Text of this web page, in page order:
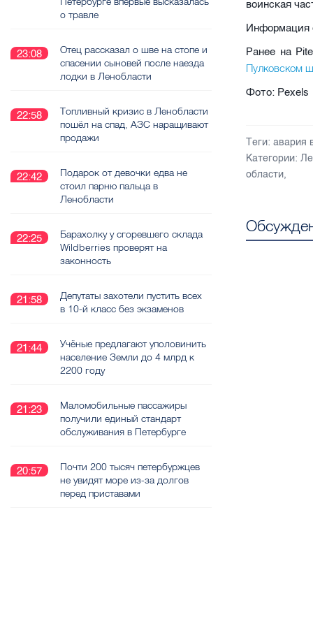
воинская
Информация
Ранее на
Пулковском
Фото: Pexels
Теги: авария
Категории:
области,
о травле
23:08
Отец рассказал о шве на стопе и
спасении сыновей после наезда
лодки в Ленобласти
22:58
Топливный кризис в Ленобласти
пошёл на спад, АЗС наращивают
продажи
22:42
Подарок от девочки едва не
стоил парню пальца в
Ленобласти
22:25
Барахолку у сгоревшего склада
Wildberries проверят на
законность
21:58
Депутаты захотели пустить всех
в 10-й класс без экзаменов
21:44
Учёные предлагают уполовинить
население Земли до 4 млрд к
2200 году
21:23
Маломобильные пассажиры
получили единый стандарт
обслуживания в Петербурге
20:57
Почти 200 тысяч петербуржцев
не увидят море из-за долгов
перед приставами